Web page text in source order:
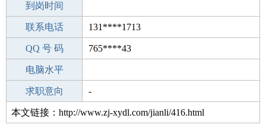
驾 照
到岗时间
期望月薪
联系电话 131****1713
手机号码 131****1713
QQ 号 码 765****43
微信号码
电脑水平
外语水平
求职意向 -
本文链接：http://www.zj-xydl.com/jianli/416.html